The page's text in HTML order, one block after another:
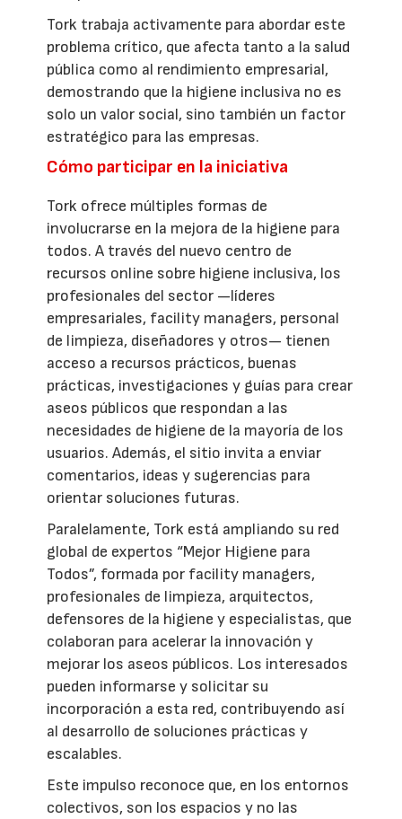
Tork trabaja activamente para abordar este
problema crítico, que afecta tanto a la salud
pública como al rendimiento empresarial,
demostrando que la higiene inclusiva no es
solo un valor social, sino también un factor
estratégico para las empresas.
Cómo participar en la iniciativa
Tork ofrece múltiples formas de
involucrarse en la mejora de la higiene para
todos. A través del nuevo centro de
recursos online sobre higiene inclusiva, los
profesionales del sector —líderes
empresariales, facility managers, personal
de limpieza, diseñadores y otros— tienen
acceso a recursos prácticos, buenas
prácticas, investigaciones y guías para crear
aseos públicos que respondan a las
necesidades de higiene de la mayoría de los
usuarios. Además, el sitio invita a enviar
comentarios, ideas y sugerencias para
orientar soluciones futuras.
Paralelamente, Tork está ampliando su red
global de expertos “Mejor Higiene para
Todos”, formada por facility managers,
profesionales de limpieza, arquitectos,
defensores de la higiene y especialistas, que
colaboran para acelerar la innovación y
mejorar los aseos públicos. Los interesados
pueden informarse y solicitar su
incorporación a esta red, contribuyendo así
al desarrollo de soluciones prácticas y
escalables.
Este impulso reconoce que, en los entornos
colectivos, son los espacios y no las